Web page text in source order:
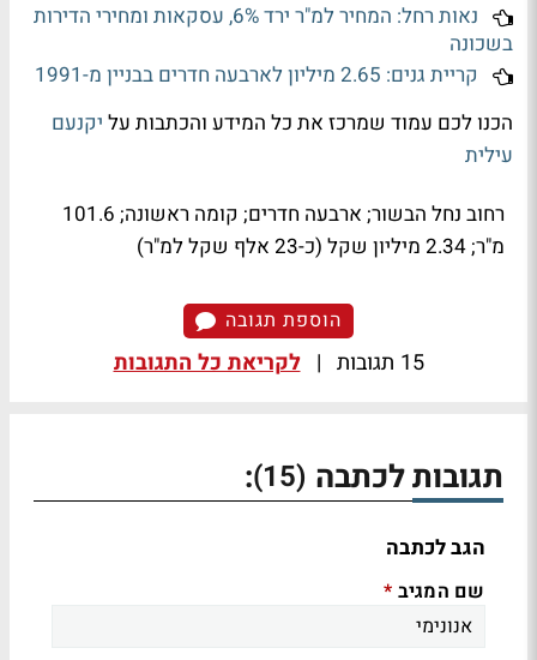
נאות רחל: המחיר למ"ר ירד 6%, עסקאות ומחירי הדירות
בשכונה
קריית גנים: 2.65 מיליון לארבעה חדרים בבניין מ-1991
הכנו לכם עמוד שמרכז את כל המידע והכתבות על יקנעם
עילית
רחוב נחל הבשור; ארבעה חדרים; קומה ראשונה; 101.6
מ"ר; 2.34 מיליון שקל (כ-23 אלף שקל למ"ר)
הוספת תגובה
15 תגובות | לקריאת כל התגובות
תגובות לכתבה (15)
:
הגב לכתבה
שם המגיב *